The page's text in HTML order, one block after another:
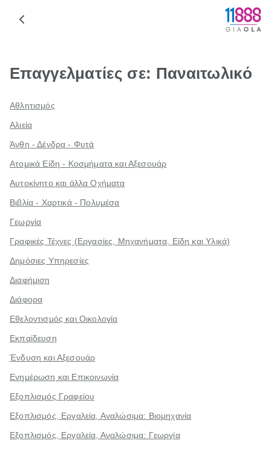
Επαγγελματίες σε: Παναιτωλικό
Αθλητισμός
Αλιεία
Άνθη - Δένδρα - Φυτά
Ατομικά Είδη - Κοσμήματα και Αξεσουάρ
Αυτοκίνητο και άλλα Οχήματα
Βιβλία - Χαρτικά - Πολυμέσα
Γεωργία
Γραφικές Τέχνες (Εργασίες, Μηχανήματα, Είδη και Υλικά)
Δημόσιες Υπηρεσίες
Διαφήμιση
Διάφορα
Εθελοντισμός και Οικολογία
Εκπαίδευση
Ένδυση και Αξεσουάρ
Ενημέρωση και Επικοινωνία
Εξοπλισμός Γραφείου
Εξοπλισμός, Εργαλεία, Αναλώσιμα: Βιομηχανία
Εξοπλισμός, Εργαλεία, Αναλώσιμα: Γεωργία